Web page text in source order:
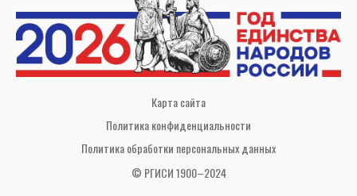
Политика конфиденциальности
Политика обработки персональных данных
© РГИСИ 1900–2024
Карта сайта